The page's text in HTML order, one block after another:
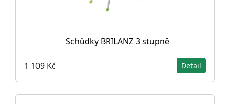
Schůdky BRILANZ 3 stupně
1 109 Kč Detail